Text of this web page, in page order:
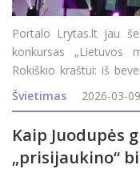
Portalo Lrytas.lt jau
konkursas „Lietuvos
Rokiškio kraštui: iš
šalies pedagogų, viena
Švietimas 2026-03-09
Kaip Juodupės
„prisijaukino“